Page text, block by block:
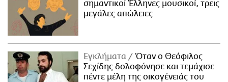
σημαντικοί Έλληνες μουσικοί, τρεις
μεγάλες απώλειες
Εγκλήματα
Όταν ο Θεόφιλος
Σεχίδης δολοφόνησε και τεμάχισε
πέντε μέλη της οικογένειάς του